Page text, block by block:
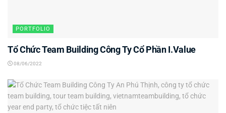
PORTFOLIO
Tổ Chức Team Building Công Ty Cổ Phần I.Value
08/06/2022